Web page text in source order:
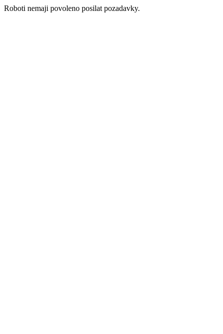
Roboti nemaji povoleno posilat pozadavky.